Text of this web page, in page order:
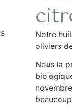
Notre
oliviers
Nous la
beaucoup